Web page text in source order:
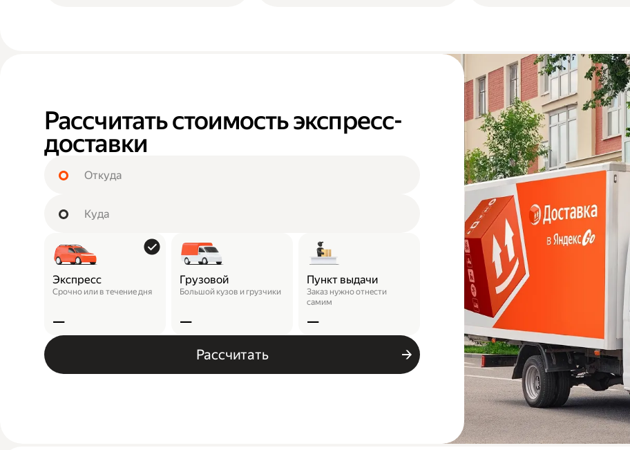
Рассчитать стоимость экспресс-
доставки
Экспресс
Срочно или в течение дня
—
Грузовой
Большой кузов и грузчики
—
Пункт выдачи
Заказ нужно отнести
самим
—
Рассчитать